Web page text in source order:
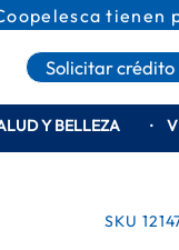
tienen
Solicitar crédito
Y BELLEZA
SKU